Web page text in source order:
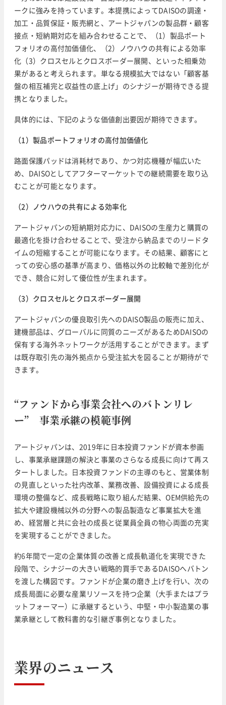
ークに強みを持っています。本提携によってDAISOの調達・
加工・品質保証・販売網と、アートジャパンの製品群・顧客
接点・短納期対応を組み合わせることで、（1）製品ポート
フォリオの高付加価値化、（2）ノウハウの共有による効率
化（3）クロスセルとクロスボーダー展開、といった相乗効
果があると考えられます。単なる規模拡大ではない「顧客基
盤の相互補完と収益性の底上げ」のシナジーが期待できる提
携となりました。
具体的には、下記のような価値創出要因が期待できます。
（1）製品ポートフォリオの高付加価値化
路面保護パッドは消耗材であり、かつ対応機種が幅広いた
め、DAISOとしてアフターマーケットでの継続需要を取り込
むことが可能となります。
（2）ノウハウの共有による効率化
アートジャパンの短納期対応力に、DAISOの生産力と購買の
最適化を掛け合わせることで、受注から納品までのリードタ
イムの短縮することが可能になります。その結果、顧客にと
っての安心感の基準が高まり、価格以外の比較軸で差別化が
でき、競合に対して優位性が生まれます。
（3）クロスセルとクロスボーダー展開
アートジャパンの優良取引先へのDAISO製品の販売に加え、
建機部品は、グローバルに同質のニーズがあるためDAISOの
保有する海外ネットワークが活用することができます。まず
は既存取引先の海外拠点から受注拡大を図ることが期待がで
きます。
“ファンドから事業会社へのバトンリレ
ー” 事業承継の模範事例
アートジャパンは、2019年に日本投資ファンドが資本参画
し、事業承継課題の解決と事業のさらなる成長に向けて再ス
タートしました。日本投資ファンドの主導のもと、営業体制
の見直しといった社内改革、業務改善、設備投資による成長
環境の整備など、成長戦略に取り組んだ結果、OEM供給先の
拡大や建設機械以外の分野への製品製造など事業拡大を進
め、経営層と共に会社の成長と従業員全員の物心両面の充実
を実現することができました。
約6年間で一定の企業体質の改善と成長軌道化を実現できた
段階で、シナジーの大きい戦略的買手であるDAISOへバトン
を渡した構図です。ファンドが企業の磨き上げを行い、次の
成長局面に必要な産業リソースを持つ企業（大手またはプラ
ットフォーマー）に承継するという、中堅・中小製造業の事
業承継として教科書的な引継ぎ事例となりました。
業界のニュース